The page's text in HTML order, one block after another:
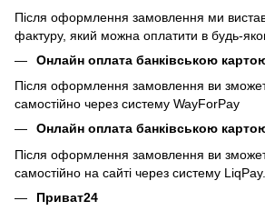
Після оформлення замовлення ми
фактуру, який можна оплатити в будь-
Онлайн оплата банківською
Після оформлення замовлення ви
самостійно через систему WayForPay
Онлайн оплата банківською
Після оформлення замовлення ви
самостійно на сайті через систему LiqPay.
Приват24